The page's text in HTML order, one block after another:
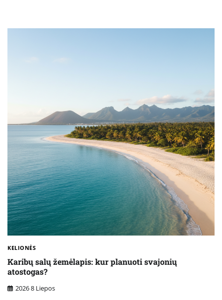
KELIONĖS
Karibų salų žemėlapis: kur planuoti svajonių
atostogas?
2026 8 Liepos